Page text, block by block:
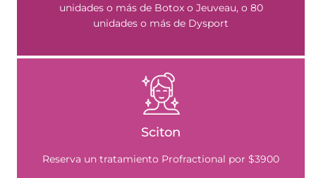
unidades o más de Botox o Jeuveau, o 80
unidades o más de Dysport
Sciton
Reserva un tratamiento Profractional por $3900